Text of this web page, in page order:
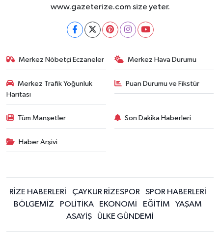
www.gazeterize.com size yeter.
Merkez Nöbetçi Eczaneler Merkez Hava Durumu
Merkez Trafik Yoğunluk
Haritası
Puan Durumu ve Fikstür
Tüm Manşetler Son Dakika Haberleri
Haber Arşivi
RİZE HABERLERİ ÇAYKUR RİZESPOR
SPOR HABERLERİ
BÖLGEMİZ
POLİTİKA EKONOMİ EĞİTİM
YAŞAM
ASAYİŞ
ÜLKE GÜNDEMİ